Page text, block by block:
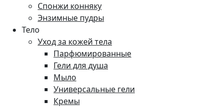
Спонжи конняку
Энзимные пудры
Тело
Уход за кожей тела
Парфюмированные
Гели для душа
Мыло
Универсальные гели
Кремы